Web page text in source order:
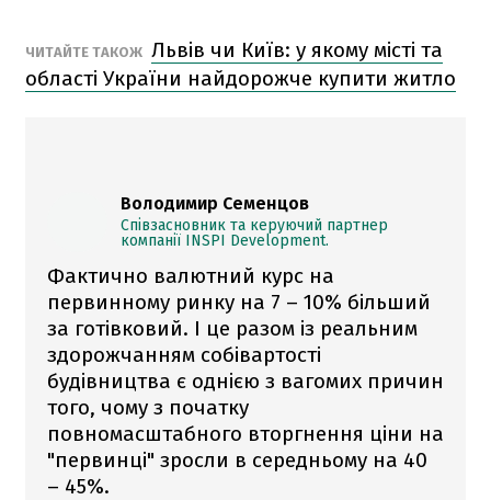
ЧИТАЙТЕ ТАКОЖ Львів чи Київ: у якому місті та
області України найдорожче купити житло
Володимир Семенцов
Співзасновник та керуючий партнер
компанії INSPI Development.
Фактично валютний курс на
первинному ринку на 7 – 10% більший
за готівковий. І це разом із реальним
здорожчанням собівартості
будівництва є однією з вагомих причин
того, чому з початку
повномасштабного вторгнення ціни на
"первинці" зросли в середньому на 40
– 45%.